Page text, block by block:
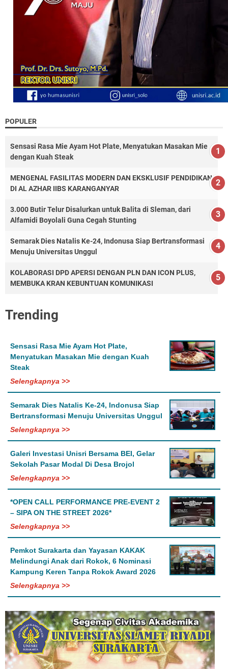
POPULER
Sensasi Rasa Mie Ayam Hot Plate, Menyatukan Masakan Mie
dengan Kuah Steak
MENGENAL FASILITAS MODERN DAN EKSKLUSIF PENDIDIKAN
DI AL AZHAR IIBS KARANGANYAR
3.000 Butir Telur Disalurkan untuk Balita di Sleman, dari
Alfamidi Boyolali Guna Cegah Stunting
Semarak Dies Natalis Ke-24, Indonusa Siap Bertransformasi
Menuju Universitas Unggul
KOLABORASI DPD APERSI DENGAN PLN DAN ICON PLUS,
MEMBUKA KRAN KEBUNTUAN KOMUNIKASI
Trending
Sensasi Rasa Mie Ayam Hot Plate,
Menyatukan Masakan Mie dengan Kuah
Steak
Selengkapnya >>
Semarak Dies Natalis Ke-24, Indonusa Siap
Bertransformasi Menuju Universitas Unggul
Selengkapnya >>
Galeri Investasi Unisri Bersama BEI, Gelar
Sekolah Pasar Modal Di Desa Brojol
Selengkapnya >>
*OPEN CALL PERFORMANCE PRE-EVENT 2
– SIPA ON THE STREET 2026*
Selengkapnya >>
Pemkot Surakarta dan Yayasan KAKAK
Melindungi Anak dari Rokok, 6 Nominasi
Kampung Keren Tanpa Rokok Award 2026
Selengkapnya >>